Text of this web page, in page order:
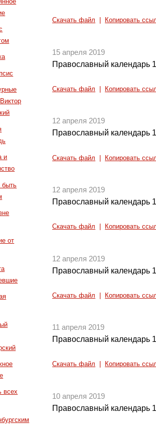
и
быть
от
всех
Скачать файл Копировать
15 апреля 2019
Православный календарь
Скачать файл Копировать
12 апреля 2019
Православный календарь
Скачать файл Копировать
12 апреля 2019
Православный календарь
Скачать файл Копировать
12 апреля 2019
Православный календарь
Скачать файл Копировать
11 апреля 2019
Православный календарь
Скачать файл Копировать
10 апреля 2019
Православный календарь